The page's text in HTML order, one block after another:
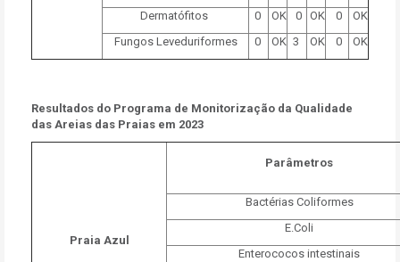
Dermatófitos 0 OK 0 OK 0
OK
Fungos Leveduriformes
0 OK 3 OK 0 OK
Resultados do Programa de Monitorização da Qualidade
das Areias das Praias em 2023
Praia Azul
Parâmetros
Bactérias Coliformes
E.Coli
Enterococos intestinais